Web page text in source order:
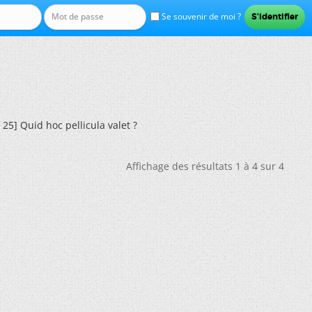
Se souvenir de moi ?
25] Quid hoc pellicula valet ?
Affichage des résultats 1 à 4 sur 4